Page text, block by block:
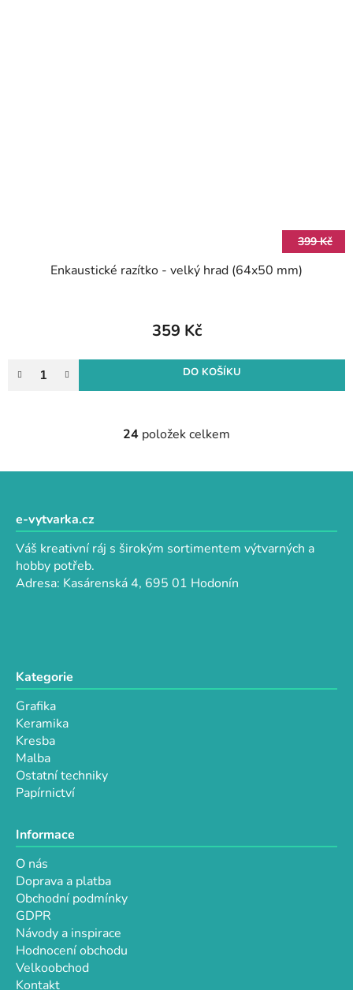
399 Kč
Enkaustické razítko - velký hrad (64x50 mm)
359 Kč
DO KOŠÍKU
O
l
a
c
p
ý
24 položek celkem
e-vytvarka.cz
Váš kreativní ráj s širokým sortimentem výtvarných a
hobby potřeb.
Adresa: Kasárenská 4, 695 01 Hodonín
Kategorie
Grafika
Keramika
Kresba
Malba
Ostatní techniky
Papírnictví
Informace
O nás
Doprava a platba
Obchodní podmínky
GDPR
Návody a inspirace
Hodnocení obchodu
Velkoobchod
Kontakt